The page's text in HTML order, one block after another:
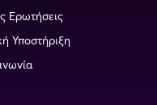
Ερωτήσεις
Υποστήριξη